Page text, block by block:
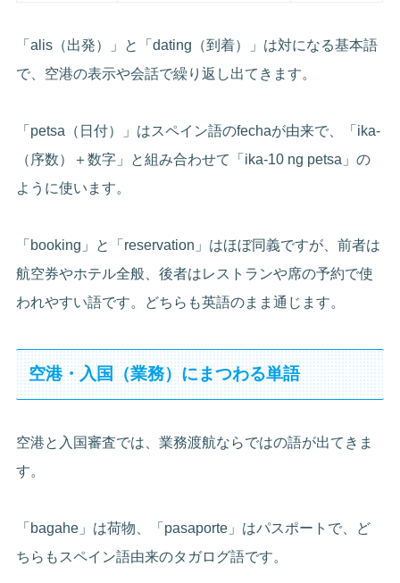
「alis（出発）」と「dating（到着）」は対になる基本語
で、空港の表示や会話で繰り返し出てきます。
「petsa（日付）」はスペイン語のfechaが由来で、「ika-
（序数）＋数字」と組み合わせて「ika-10 ng petsa」の
ように使います。
「booking」と「reservation」はほぼ同義ですが、前者は
航空券やホテル全般、後者はレストランや席の予約で使
われやすい語です。どちらも英語のまま通じます。
空港・入国（業務）にまつわる単語
空港と入国審査では、業務渡航ならではの語が出てきま
す。
「bagahe」は荷物、「pasaporte」はパスポートで、ど
ちらもスペイン語由来のタガログ語です。